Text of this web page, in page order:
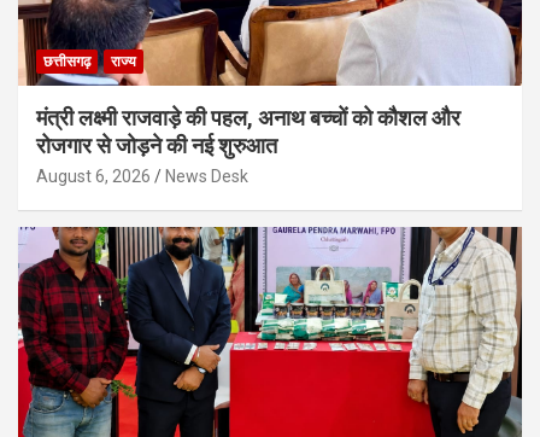
छत्तीसगढ़ राज्य
मंत्री लक्ष्मी राजवाड़े की पहल, अनाथ बच्चों को कौशल और
रोजगार से जोड़ने की नई शुरुआत
August 6, 2026 News Desk